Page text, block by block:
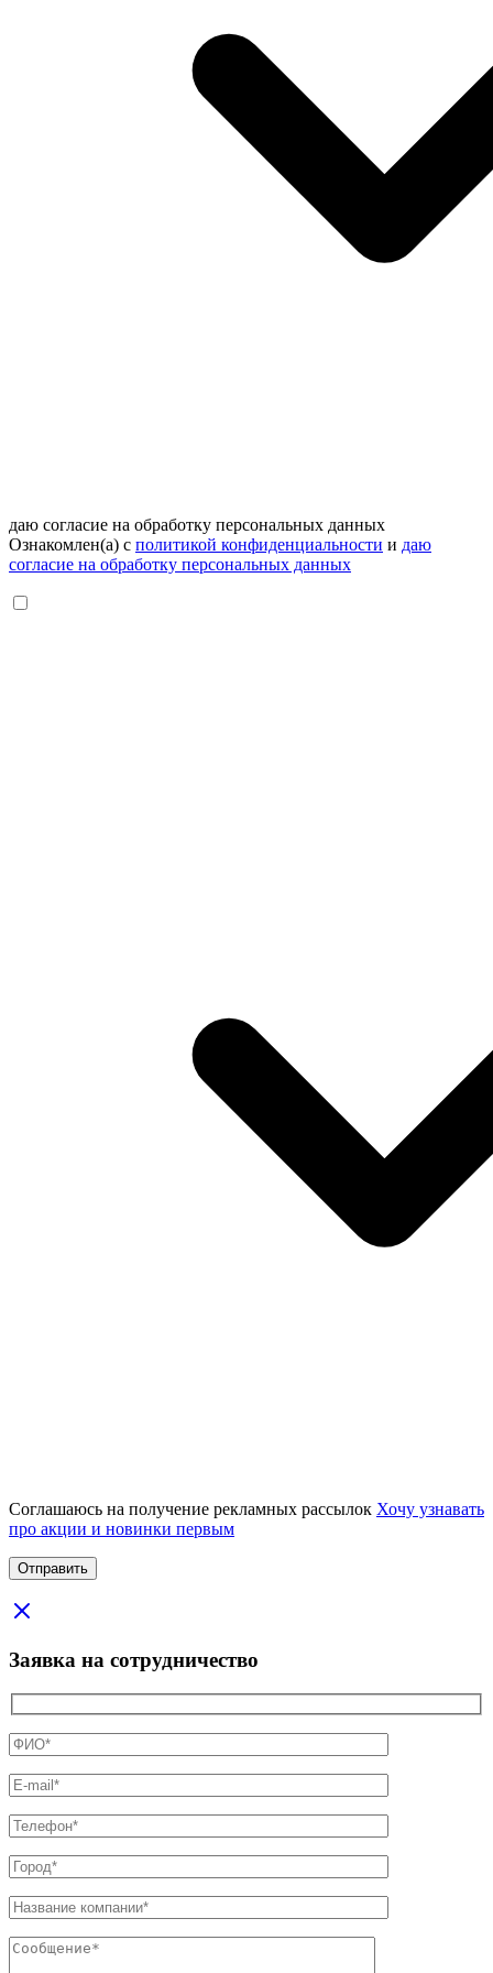
даю согласие на обработку персональных данных
Ознакомлен(а) с политикой конфиденциальности и даю
согласие на обработку персональных данных
Соглашаюсь на получение рекламных рассылок Хочу узнавать
про акции и новинки первым
Заявка на сотрудничество